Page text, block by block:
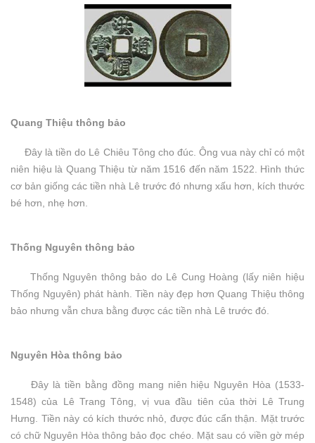
Quang Thiệu thông bảo
Đây là tiền do Lê Chiêu Tông cho đúc. Ông vua này chỉ có một
niên hiệu là Quang Thiệu từ năm 1516 đến năm 1522. Hình thức
cơ bản giống các tiền nhà Lê trước đó nhưng xấu hơn, kích thước
bé hơn, nhẹ hơn.
Thống Nguyên thông bảo
Thống Nguyên thông bảo do Lê Cung Hoàng (lấy niên hiệu
Thống Nguyên) phát hành. Tiền này đẹp hơn Quang Thiệu thông
bảo nhưng vẫn chưa bằng được các tiền nhà Lê trước đó.
Nguyên Hòa thông bảo
Đây là tiền bằng đồng mang niên hiệu Nguyên Hòa (1533-
1548) của Lê Trang Tông, vị vua đầu tiên của thời Lê Trung
Hưng. Tiền này có kích thước nhỏ, được đúc cẩn thận. Mặt trước
có chữ Nguyên Hòa thông bảo đọc chéo. Mặt sau có viền gờ mép